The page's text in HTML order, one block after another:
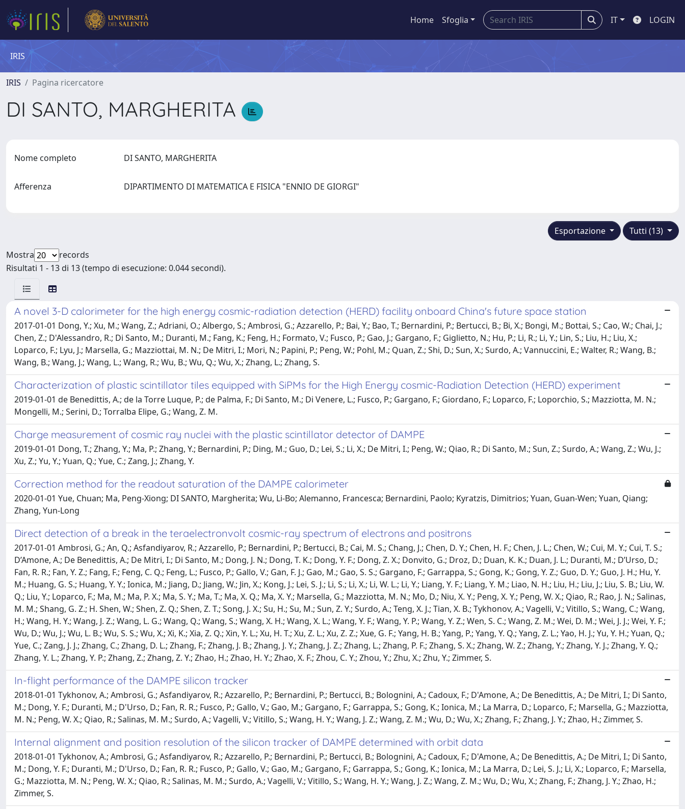
Home Sfoglia IT LOGIN
IRIS
IRIS Pagina ricercatore
DI SANTO, MARGHERITA
Nome completo DI SANTO, MARGHERITA
Afferenza DIPARTIMENTO DI MATEMATICA E FISICA "ENNIO DE GIORGI"
Tutti (13)
Esportazione
Mostra
records
Risultati 1 - 13 di 13 (tempo di esecuzione: 0.044 secondi).
A novel 3-D calorimeter for the high energy cosmic-radiation detection (HERD) facility onboard China's future space station
2017-01-01 Dong, Y.; Xu, M.; Wang, Z.; Adriani, O.; Albergo, S.; Ambrosi, G.; Azzarello, P.; Bai, Y.; Bao, T.; Bernardini, P.; Bertucci, B.; Bi, X.; Bongi, M.; Bottai, S.; Cao, W.; Chai, J.;
Chen, Z.; D'Alessandro, R.; Di Santo, M.; Duranti, M.; Fang, K.; Feng, H.; Formato, V.; Fusco, P.; Gao, J.; Gargano, F.; Giglietto, N.; Hu, P.; Li, R.; Li, Y.; Lin, S.; Liu, H.; Liu, X.;
Loparco, F.; Lyu, J.; Marsella, G.; Mazziottai, M. N.; De Mitri, I.; Mori, N.; Papini, P.; Peng, W.; Pohl, M.; Quan, Z.; Shi, D.; Sun, X.; Surdo, A.; Vannuccini, E.; Walter, R.; Wang, B.;
Wang, B.; Wang, J.; Wang, L.; Wang, R.; Wu, B.; Wu, Q.; Wu, X.; Zhang, L.; Zhang, S.
Characterization of plastic scintillator tiles equipped with SiPMs for the High Energy cosmic-Radiation Detection (HERD) experiment
2019-01-01 de Benedittis, A.; de la Torre Luque, P.; de Palma, F.; Di Santo, M.; Di Venere, L.; Fusco, P.; Gargano, F.; Giordano, F.; Loparco, F.; Loporchio, S.; Mazziotta, M. N.;
Mongelli, M.; Serini, D.; Torralba Elipe, G.; Wang, Z. M.
Charge measurement of cosmic ray nuclei with the plastic scintillator detector of DAMPE
2019-01-01 Dong, T.; Zhang, Y.; Ma, P.; Zhang, Y.; Bernardini, P.; Ding, M.; Guo, D.; Lei, S.; Li, X.; De Mitri, I.; Peng, W.; Qiao, R.; Di Santo, M.; Sun, Z.; Surdo, A.; Wang, Z.; Wu, J.;
Xu, Z.; Yu, Y.; Yuan, Q.; Yue, C.; Zang, J.; Zhang, Y.
Correction method for the readout saturation of the DAMPE calorimeter
2020-01-01 Yue, Chuan; Ma, Peng-Xiong; DI SANTO, Margherita; Wu, Li-Bo; Alemanno, Francesca; Bernardini, Paolo; Kyratzis, Dimitrios; Yuan, Guan-Wen; Yuan, Qiang;
Zhang, Yun-Long
Direct detection of a break in the teraelectronvolt cosmic-ray spectrum of electrons and positrons
2017-01-01 Ambrosi, G.; An, Q.; Asfandiyarov, R.; Azzarello, P.; Bernardini, P.; Bertucci, B.; Cai, M. S.; Chang, J.; Chen, D. Y.; Chen, H. F.; Chen, J. L.; Chen, W.; Cui, M. Y.; Cui, T. S.;
D’Amone, A.; De Benedittis, A.; De Mitri, I.; Di Santo, M.; Dong, J. N.; Dong, T. K.; Dong, Y. F.; Dong, Z. X.; Donvito, G.; Droz, D.; Duan, K. K.; Duan, J. L.; Duranti, M.; D’Urso, D.;
Fan, R. R.; Fan, Y. Z.; Fang, F.; Feng, C. Q.; Feng, L.; Fusco, P.; Gallo, V.; Gan, F. J.; Gao, M.; Gao, S. S.; Gargano, F.; Garrappa, S.; Gong, K.; Gong, Y. Z.; Guo, D. Y.; Guo, J. H.; Hu, Y.
M.; Huang, G. S.; Huang, Y. Y.; Ionica, M.; Jiang, D.; Jiang, W.; Jin, X.; Kong, J.; Lei, S. J.; Li, S.; Li, X.; Li, W. L.; Li, Y.; Liang, Y. F.; Liang, Y. M.; Liao, N. H.; Liu, H.; Liu, J.; Liu, S. B.; Liu, W.
Q.; Liu, Y.; Loparco, F.; Ma, M.; Ma, P. X.; Ma, S. Y.; Ma, T.; Ma, X. Q.; Ma, X. Y.; Marsella, G.; Mazziotta, M. N.; Mo, D.; Niu, X. Y.; Peng, X. Y.; Peng, W. X.; Qiao, R.; Rao, J. N.; Salinas,
M. M.; Shang, G. Z.; H. Shen, W.; Shen, Z. Q.; Shen, Z. T.; Song, J. X.; Su, H.; Su, M.; Sun, Z. Y.; Surdo, A.; Teng, X. J.; Tian, X. B.; Tykhonov, A.; Vagelli, V.; Vitillo, S.; Wang, C.; Wang,
H.; Wang, H. Y.; Wang, J. Z.; Wang, L. G.; Wang, Q.; Wang, S.; Wang, X. H.; Wang, X. L.; Wang, Y. F.; Wang, Y. P.; Wang, Y. Z.; Wen, S. C.; Wang, Z. M.; Wei, D. M.; Wei, J. J.; Wei, Y. F.;
Wu, D.; Wu, J.; Wu, L. B.; Wu, S. S.; Wu, X.; Xi, K.; Xia, Z. Q.; Xin, Y. L.; Xu, H. T.; Xu, Z. L.; Xu, Z. Z.; Xue, G. F.; Yang, H. B.; Yang, P.; Yang, Y. Q.; Yang, Z. L.; Yao, H. J.; Yu, Y. H.; Yuan, Q.;
Yue, C.; Zang, J. J.; Zhang, C.; Zhang, D. L.; Zhang, F.; Zhang, J. B.; Zhang, J. Y.; Zhang, J. Z.; Zhang, L.; Zhang, P. F.; Zhang, S. X.; Zhang, W. Z.; Zhang, Y.; Zhang, Y. J.; Zhang, Y. Q.;
Zhang, Y. L.; Zhang, Y. P.; Zhang, Z.; Zhang, Z. Y.; Zhao, H.; Zhao, H. Y.; Zhao, X. F.; Zhou, C. Y.; Zhou, Y.; Zhu, X.; Zhu, Y.; Zimmer, S.
In-flight performance of the DAMPE silicon tracker
2018-01-01 Tykhonov, A.; Ambrosi, G.; Asfandiyarov, R.; Azzarello, P.; Bernardini, P.; Bertucci, B.; Bolognini, A.; Cadoux, F.; D'Amone, A.; De Benedittis, A.; De Mitri, I.; Di Santo,
M.; Dong, Y. F.; Duranti, M.; D'Urso, D.; Fan, R. R.; Fusco, P.; Gallo, V.; Gao, M.; Gargano, F.; Garrappa, S.; Gong, K.; Ionica, M.; La Marra, D.; Loparco, F.; Marsella, G.; Mazziotta,
M. N.; Peng, W. X.; Qiao, R.; Salinas, M. M.; Surdo, A.; Vagelli, V.; Vitillo, S.; Wang, H. Y.; Wang, J. Z.; Wang, Z. M.; Wu, D.; Wu, X.; Zhang, F.; Zhang, J. Y.; Zhao, H.; Zimmer, S.
Internal alignment and position resolution of the silicon tracker of DAMPE determined with orbit data
2018-01-01 Tykhonov, A.; Ambrosi, G.; Asfandiyarov, R.; Azzarello, P.; Bernardini, P.; Bertucci, B.; Bolognini, A.; Cadoux, F.; D'Amone, A.; De Benedittis, A.; De Mitri, I.; Di Santo,
M.; Dong, Y. F.; Duranti, M.; D'Urso, D.; Fan, R. R.; Fusco, P.; Gallo, V.; Gao, M.; Gargano, F.; Garrappa, S.; Gong, K.; Ionica, M.; La Marra, D.; Lei, S. J.; Li, X.; Loparco, F.; Marsella,
G.; Mazziotta, M. N.; Peng, W. X.; Qiao, R.; Salinas, M. M.; Surdo, A.; Vagelli, V.; Vitillo, S.; Wang, H. Y.; Wang, J. Z.; Wang, Z. M.; Wu, D.; Wu, X.; Zhang, F.; Zhang, J. Y.; Zhao, H.;
Zimmer, S.